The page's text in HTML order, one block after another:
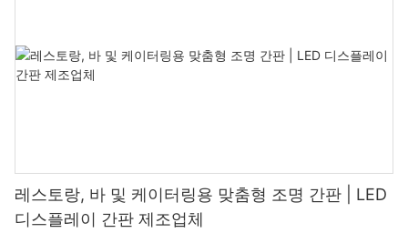
레스토랑, 바 및 케이터링용 맞춤형 조명 간판 | LED
디스플레이 간판 제조업체